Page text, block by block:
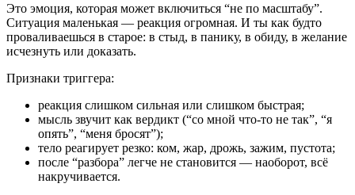
Это эмоция, которая может включиться “не по масштабу”.
Ситуация маленькая — реакция огромная. И ты как будто
проваливаешься в старое: в стыд, в панику, в обиду, в желание
исчезнуть или доказать.
Признаки триггера:
реакция слишком сильная или слишком быстрая;
мысль звучит как вердикт (“со мной что-то не так”, “я
опять”, “меня бросят”);
тело реагирует резко: ком, жар, дрожь, зажим, пустота;
после “разбора” легче не становится — наоборот, всё
накручивается.